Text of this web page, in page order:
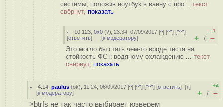
системы, положив ноутбук в ванну с про... текст
свёрнут, показать
10.123 ,0x0 (?), 23:34, 07/09/2017 [^] [^^] [^^^]
[ответить] [к модератору]
–1
+ / –
Это могло бы стать чем-то вроде теста на
стойкость ФС к водяному охлаждению ... текст
свёрнут, показать
4.14 ,paulus (ok), 11:24, 06/09/2017 [^] [^^] [^^^] [ответить][↑]
[к модератору]
+4
+ / –
>btrfs не так часто выбирает юзверем